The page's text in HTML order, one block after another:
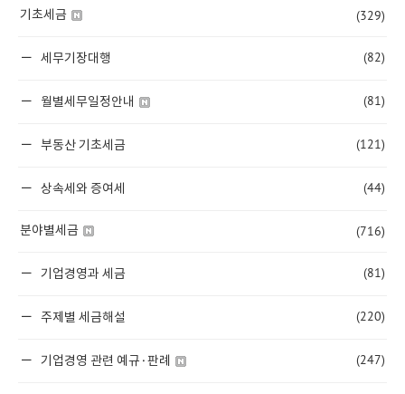
기초세금 (329)
세무기장대행 (82)
월별세무일정안내 (81)
부동산 기초세금 (121)
상속세와 증여세 (44)
분야별세금 (716)
기업경영과 세금 (81)
주제별 세금해설 (220)
기업경영 관련 예규·판례 (247)